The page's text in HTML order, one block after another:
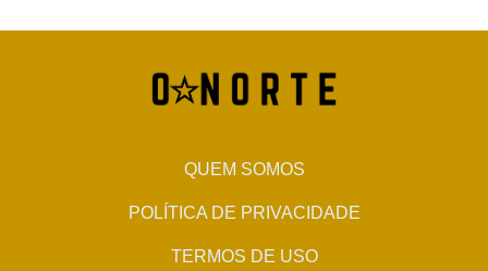
QUEM SOMOS
POLÍTICA DE PRIVACIDADE
TERMOS DE USO